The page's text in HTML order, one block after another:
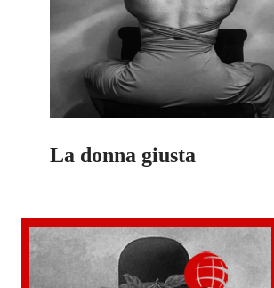
La donna giusta